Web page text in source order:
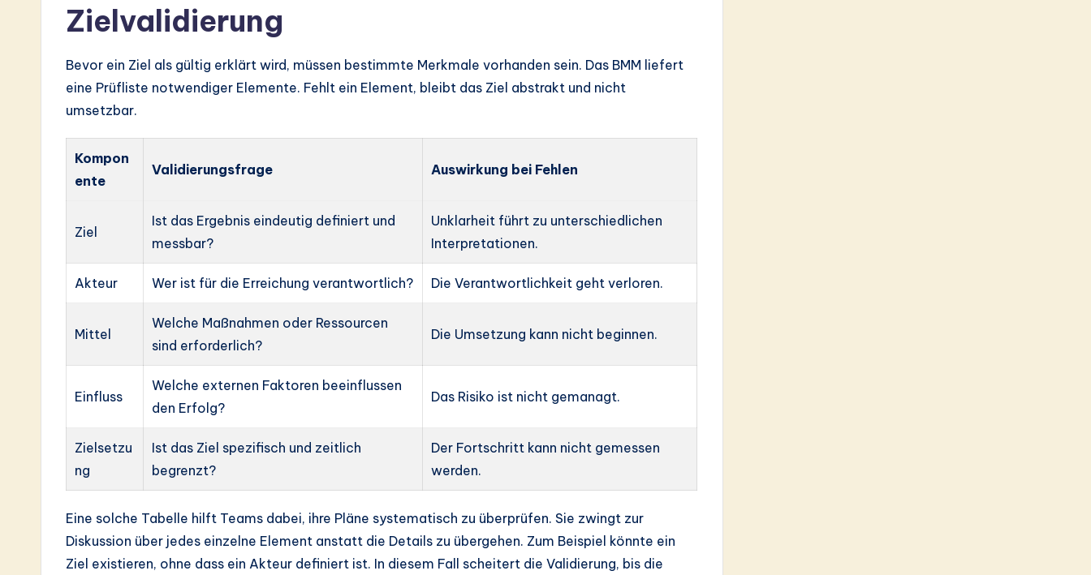
Zielvalidierung
Bevor ein Ziel als gültig erklärt wird, müssen bestimmte Merkmale vorhanden sein. Das BMM liefert
eine Prüfliste notwendiger Elemente. Fehlt ein Element, bleibt das Ziel abstrakt und nicht
umsetzbar.
Kompon
ente
Validierungsfrage Auswirkung bei Fehlen
Ziel
Ist das Ergebnis eindeutig definiert und
messbar?
Unklarheit führt zu unterschiedlichen
Interpretationen.
Akteur Wer ist für die Erreichung verantwortlich? Die Verantwortlichkeit geht verloren.
Mittel
Welche Maßnahmen oder Ressourcen
sind erforderlich?
Die Umsetzung kann nicht beginnen.
Einfluss
Welche externen Faktoren beeinflussen
den Erfolg?
Das Risiko ist nicht gemanagt.
Zielsetzu
ng
Ist das Ziel spezifisch und zeitlich
begrenzt?
Der Fortschritt kann nicht gemessen
werden.
Eine solche Tabelle hilft Teams dabei, ihre Pläne systematisch zu überprüfen. Sie zwingt zur
Diskussion über jedes einzelne Element anstatt die Details zu übergehen. Zum Beispiel könnte ein
Ziel existieren, ohne dass ein Akteur definiert ist. In diesem Fall scheitert die Validierung, bis die